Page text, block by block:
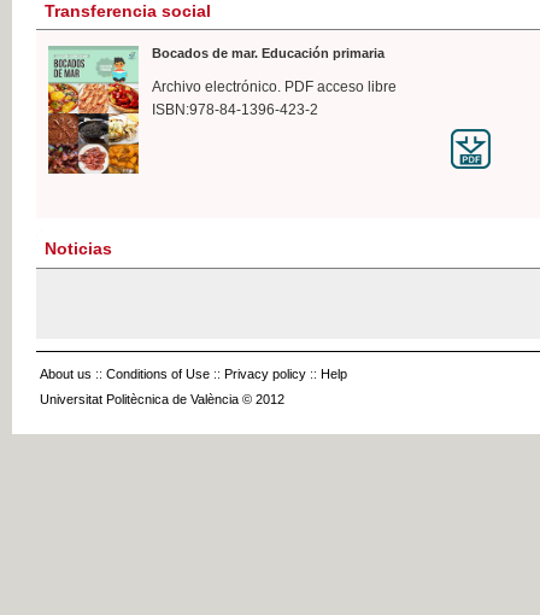
Transferencia social
Bocados de mar. Educación primaria
Archivo electrónico. PDF acceso libre
ISBN:978-84-1396-423-2
Noticias
About us :: Conditions of Use :: Privacy policy :: Help
Universitat Politècnica de València © 2012